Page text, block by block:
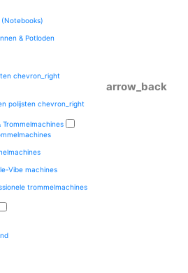
& Potloden
chevron_right
arrow_back
polijsten chevron_right
Trommelmachines
Vibe machines
trommelmachines